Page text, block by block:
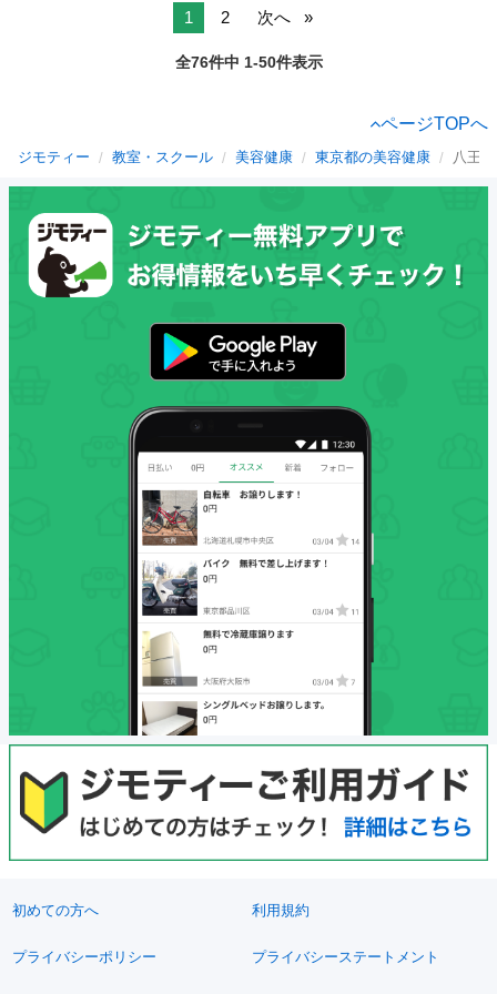
1 2 次へ
全76件中 1-50件表示
ページTOPへ
ジモティー 教室・スクール 美容健康 東京都の美容健康 八王
初めての方へ 利用規約
プライバシーポリシー プライバシーステートメント